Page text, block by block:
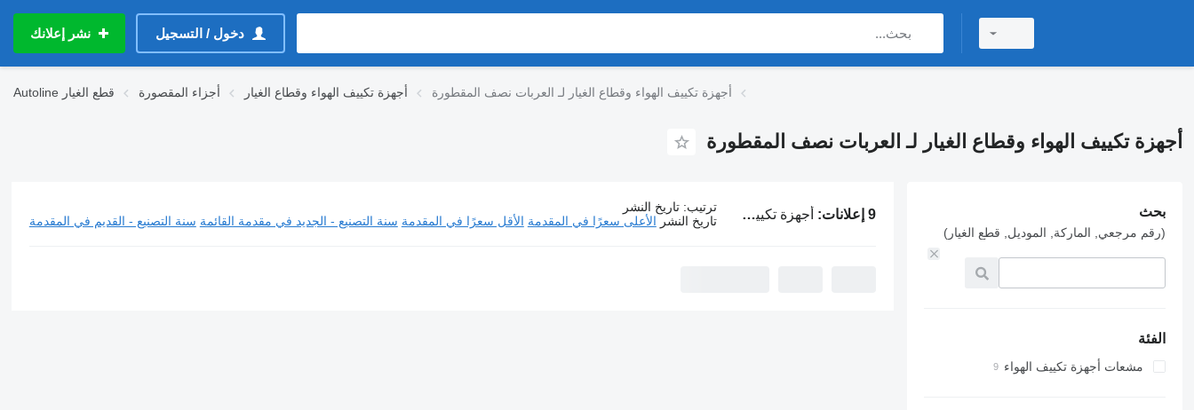
دخول / التسجيل نشر إعلانك
Autoline قطع الغيار أجزاء المقصورة أجهزة تكييف الهواء وقطاع الغيار أجهزة تكييف الهواء وقطاع الغيار لـ العربات نصف المقطورة
أجهزة تكييف الهواء وقطاع الغيار لـ العربات نصف المقطورة
بحث
(رقم مرجعي, الماركة, الموديل, قطع الغيار)
الفئة
مشعات أجهزة تكييف الهواء
9 إعلانات: أجهزة تكييف الهواء وقطاع الغيار لـ العربات نصف المقطورة ترتيب: تاريخ النشر
تاريخ النشر الأعلى سعرًا في المقدمة الأقل سعرًا في المقدمة سنة التصنيع - الجديد في مقدمة القائمة سنة التصنيع - القديم في المقدمة